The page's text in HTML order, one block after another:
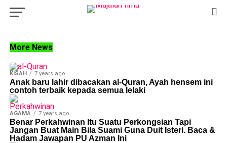
More News
KISAH 7 years ago
Anak baru lahir dibacakan al-Quran, Ayah hensem ini
contoh terbaik kepada semua lelaki
AGAMA 7 years ago
Benar Perkahwinan Itu Suatu Perkongsian Tapi
Jangan Buat Main Bila Suami Guna Duit Isteri. Baca &
Hadam Jawapan PU Azman Ini